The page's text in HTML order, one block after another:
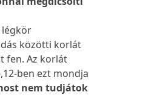
légkör
közötti korlát
fen. Az korlát
ben ezt mondja
nem tudjátok